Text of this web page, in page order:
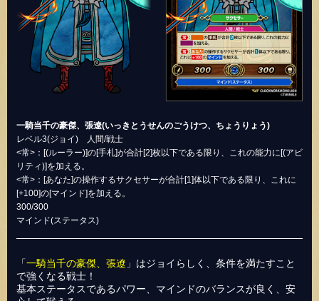
一騎当千の豪傑、張遼(いっきとうせんのごうけつ、ちょうりょう)
レベル3(ジョイ) 人間/戦士
<常>：[(ルーラー)]の[手札]が合計[2]枚以下である限り、これの能力に[(アビ
リティ)]を加える。
<常>：[あなた]の操作するサクセサーが合計[1]体以下である限り、これに
[+100]の[マインド]を加える。
300/300
マインド(ステータス)
「一騎当千の豪傑、張遼 」はジョイらしく、条件を満たすこと
で強くなる戦士！
基本ステータスであるパワー、マインドのバランスが良く、安